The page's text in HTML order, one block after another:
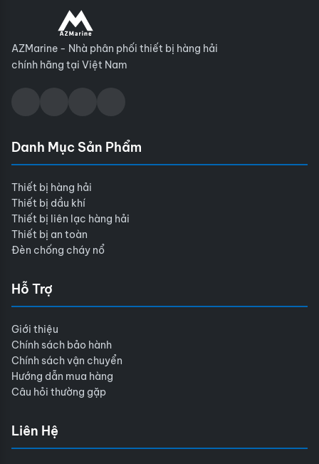
AZMarine - Nhà phân phối thiết bị hàng hải
chính hãng tại Việt Nam
Danh Mục Sản Phẩm
Thiết bị hàng hải
Thiết bị dầu khí
Thiết bị liên lạc hàng hải
Thiết bị an toàn
Đèn chống cháy nổ
Hỗ Trợ
Giới thiệu
Chính sách bảo hành
Chính sách vận chuyển
Hướng dẫn mua hàng
Câu hỏi thường gặp
Liên Hệ